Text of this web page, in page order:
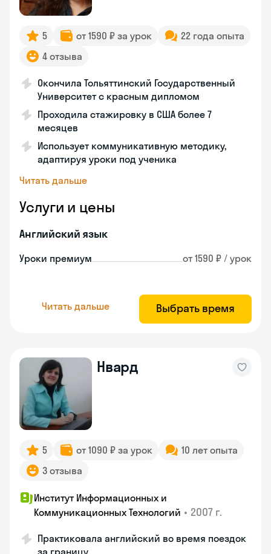
5 от 1590 ₽ за урок
22 года опыта
4 отзыва
Окончила Тольяттинский Государственный
Университет с красным дипломом
Проходила стажировку в США более 7
месяцев
Использует коммуникативную методику,
адаптируя уроки под ученика
Читать дальше
Услуги и цены
Английский язык
Уроки премиум от 1590 ₽ / урок
Читать дальше Выбрать время
Нвард
5 от 1090 ₽ за урок
10 лет опыта
3 отзыва
Институт Информационных и
Коммуникационных Технологий • 2007 г.
Практиковала английский во время поездок
за границу